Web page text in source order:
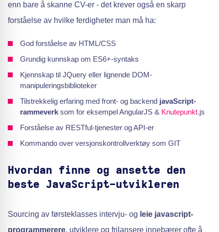
enn bare å skanne CV-er - det krever også en skarp
forståelse av hvilke ferdigheter man må ha:
God forståelse av HTML/CSS
Grundig kunnskap om ES6+-syntaks
Kjennskap til JQuery eller lignende DOM-
manipuleringsbiblioteker
Tilstrekkelig erfaring med front- og backend javaScript-
rammeverk som for eksempel AngularJS & Knutepunkt.js
Forståelse av RESTful-tjenester og API-er
Kommando over versjonskontrollverktøy som GIT
Hvordan finne og ansette den
beste JavaScript-utvikleren
Sourcing av førsteklasses intervju- og leie javascript-
programmerere, utviklere og frilansere innebærer ofte å